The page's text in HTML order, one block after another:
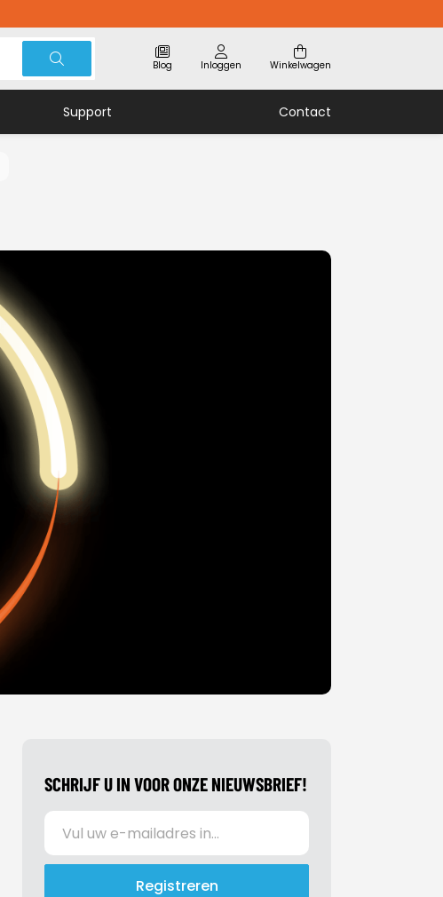
Blog Inloggen Winkelwagen
Support Contact
SCHRIJF U IN VOOR ONZE NIEUWSBRIEF!
Registreren